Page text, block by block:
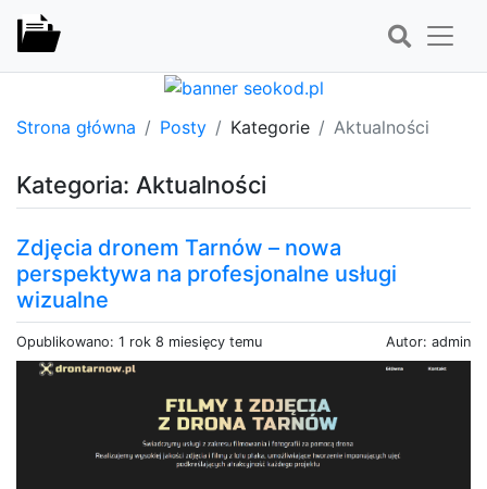
Strona główna Posty Kategorie Aktualności
Kategoria: Aktualności
Zdjęcia dronem Tarnów – nowa
perspektywa na profesjonalne usługi
wizualne
Opublikowano: 1 rok 8 miesięcy temu Autor: admin